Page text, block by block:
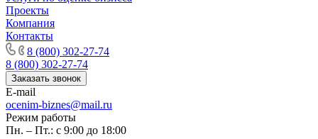
Проекты
Компания
Контакты
8 (800) 302-27-74
8 (800) 302-27-74
Заказать звонок
E-mail
ocenim-biznes@mail.ru
Режим работы
Пн. – Пт.: с 9:00 до 18:00
Корсаков
Кострома
Котельники
Котлас
Красноармейск
Красногорск
Краснодар
Краснокаменск
Краснокамск